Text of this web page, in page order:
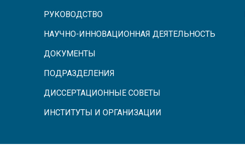
РУКОВОДСТВО
НАУЧНО-ИННОВАЦИОННАЯ ДЕЯТЕЛЬНОСТЬ
ДОКУМЕНТЫ
ПОДРАЗДЕЛЕНИЯ
ДИССЕРТАЦИОННЫЕ СОВЕТЫ
ИНСТИТУТЫ И ОРГАНИЗАЦИИ